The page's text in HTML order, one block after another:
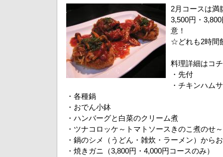
2月コースは
3,500円・
意！
☆どれも2時間
料理詳細はコ
・先付
・チキンハム
・各種鍋
・おでん小鉢
・ハンバーグと白菜のクリーム煮
・ツナコロッケ～トマトソースきのこ煮のせ～
・鍋のシメ（うどん・雑炊・ラーメン）から
・焼きガニ（3,800円・4,000円コースのみ）